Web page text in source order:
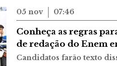
05 nov 07:46
Conheça as regras
de redação do Enem
Candidatos farão texto